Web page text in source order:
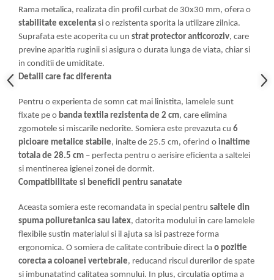
Rama metalica, realizata din profil curbat de 30x30 mm, ofera o
stabilitate excelenta si o rezistenta sporita la utilizare zilnica.
Suprafata este acoperita cu un strat protector anticoroziv, care
previne aparitia ruginii si asigura o durata lunga de viata, chiar si
in conditii de umiditate.
Detalii care fac diferenta
Pentru o experienta de somn cat mai linistita, lamelele sunt
fixate pe o banda textila rezistenta de 2 cm, care elimina
zgomotele si miscarile nedorite. Somiera este prevazuta cu 6
picioare metalice stabile, inalte de 25.5 cm, oferind o inaltime
totala de 28.5 cm – perfecta pentru o aerisire eficienta a saltelei
si mentinerea igienei zonei de dormit.
Compatibilitate si beneficii pentru sanatate
Aceasta somiera este recomandata in special pentru saltele din
spuma poliuretanica sau latex, datorita modului in care lamelele
flexibile sustin materialul si il ajuta sa isi pastreze forma
ergonomica. O somiera de calitate contribuie direct la o pozitie
corecta a coloanei vertebrale, reducand riscul durerilor de spate
si imbunatatind calitatea somnului. In plus, circulatia optima a